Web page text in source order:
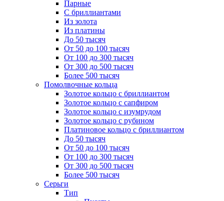
Парные
С бриллиантами
Из золота
Из платины
До 50 тысяч
От 50 до 100 тысяч
От 100 до 300 тысяч
От 300 до 500 тысяч
Более 500 тысяч
Помолвочные кольца
Золотое кольцо с бриллиантом
Золотое кольцо с сапфиром
Золотое кольцо с изумрудом
Золотое кольцо с рубином
Платиновое кольцо с бриллиантом
До 50 тысяч
От 50 до 100 тысяч
От 100 до 300 тысяч
От 300 до 500 тысяч
Более 500 тысяч
Серьги
Тип